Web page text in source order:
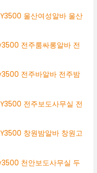
울산여성알바 울산
전주룸싸롱알바 전
전주바알바 전주밤
전주보도사무실 전
창원밤알바 창원고
천안보도사무실 두